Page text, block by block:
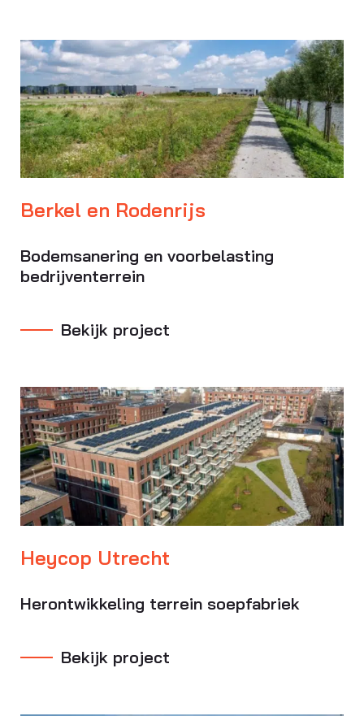
Berkel en Rodenrijs
Bodemsanering en voorbelasting
bedrijventerrein
Bekijk project
Heycop Utrecht
Herontwikkeling terrein soepfabriek
Bekijk project